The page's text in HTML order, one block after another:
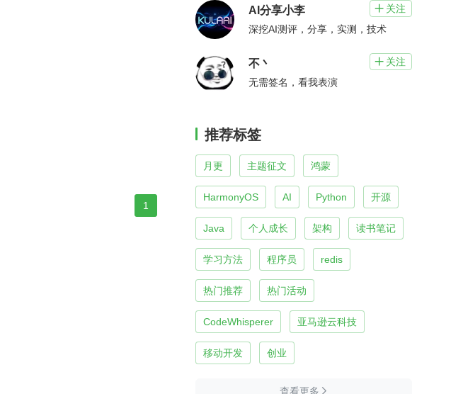
1
AI分享小李  关注
深挖AI测评，分享，实测，技术
不丶  关注
无需签名，看我表演
推荐标签
月更 主题征文 鸿蒙
HarmonyOS AI Python 开源
Java 个人成长 架构 读书笔记
学习方法 程序员 redis
热门推荐 热门活动
CodeWhisperer 亚马逊云科技
移动开发 创业
查看更多 